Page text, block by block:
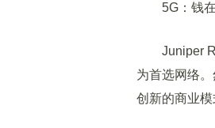
5G：钱在
Juniper
为首选网络
创新的商业模